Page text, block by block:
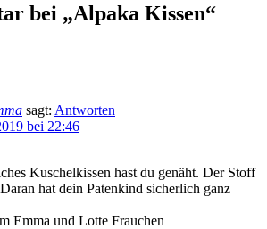
bei „Alpaka Kissen“
sagt: Antworten
bei 22:46
Kuschelkissen hast du genäht. Der Stoff
hat dein Patenkind sicherlich ganz
Emma und Lotte Frauchen